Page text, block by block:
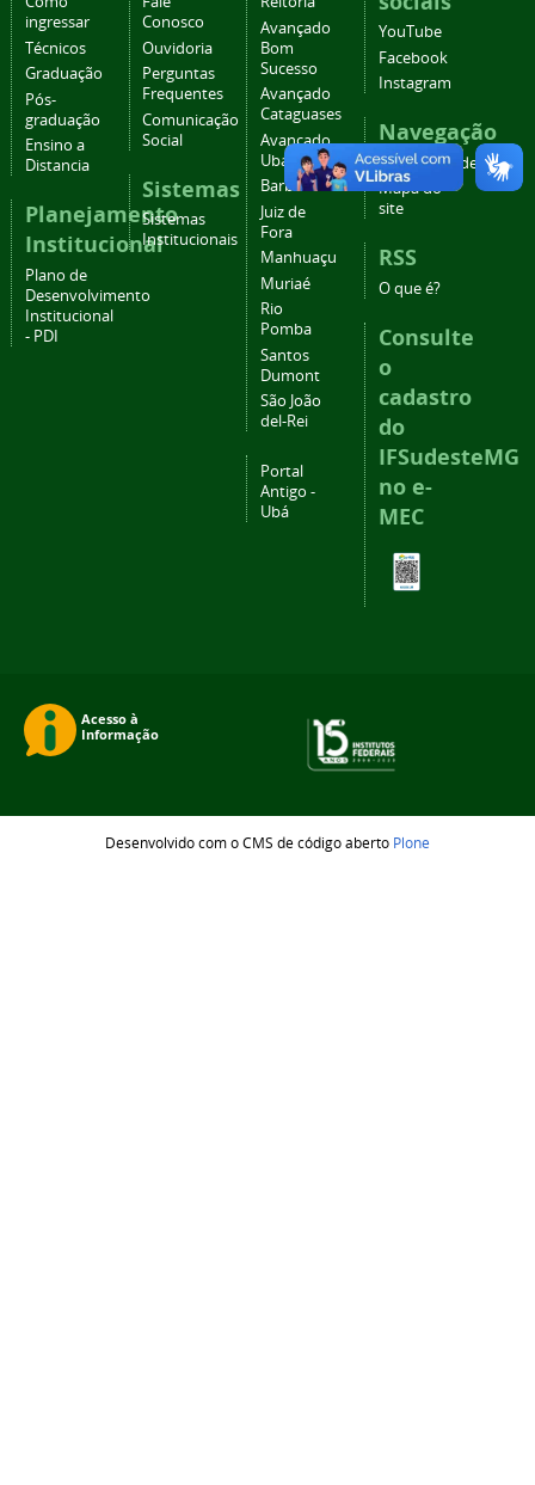
ingressar
Técnicos
Graduação
Pós-
graduação
Ensino a
Distancia
Planejamento
Institucional
Plano de
Desenvolvimento
Institucional
- PDI
Conosco
Ouvidoria
Perguntas
Frequentes
Comunicação
Social
Sistemas
Sistemas
Institucionais
Avançado
Bom
Sucesso
Avançado
Cataguases
Avançado
Ubá
Barbacena
Juiz de
Fora
Manhuaçu
Muriaé
Rio
Pomba
Santos
Dumont
São João
del-Rei
Portal
Antigo -
Ubá
YouTube
Facebook
Instagram
Navegação
Acessibilidade
Mapa do
site
RSS
O que é?
Consulte
o
cadastro
do
IFSudesteMG
no e-
MEC
Desenvolvido com o CMS de código aberto Plone